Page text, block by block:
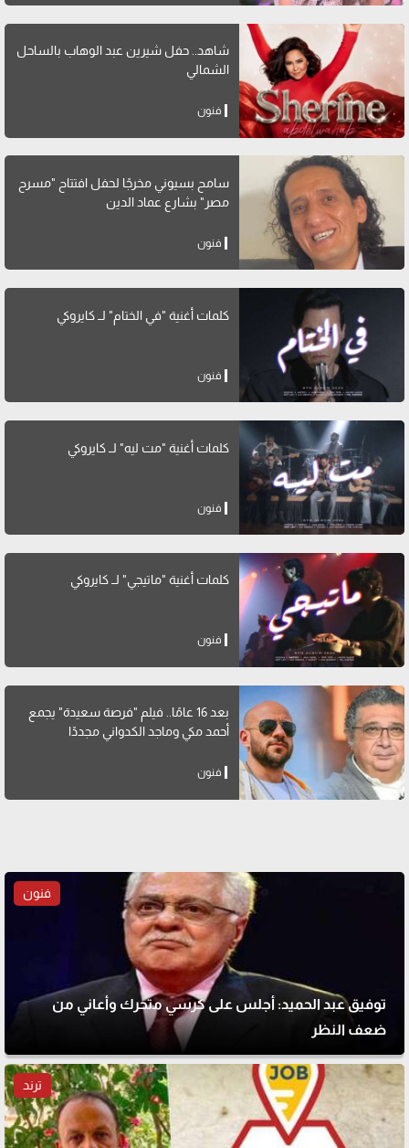
شاهد.. حفل شيرين عبد الوهاب بالساحل
الشمالي
فنون
سامح بسيوني مخرجًا لحفل افتتاح "مسرح
مصر" بشارع عماد الدين
فنون
كلمات أغنية "في الختام" لــ كايروكي
فنون
كلمات أغنية "مت ليه" لــ كايروكي
فنون
كلمات أغنية "ماتيجي" لــ كايروكي
فنون
بعد 16 عامًا.. فيلم "فرصة سعيدة" يجمع
أحمد مكي وماجد الكدواني مجددًا
فنون
فنون
توفيق عبد الحميد: أجلس على كرسي متحرك وأعاني من
ضعف النظر
ترند